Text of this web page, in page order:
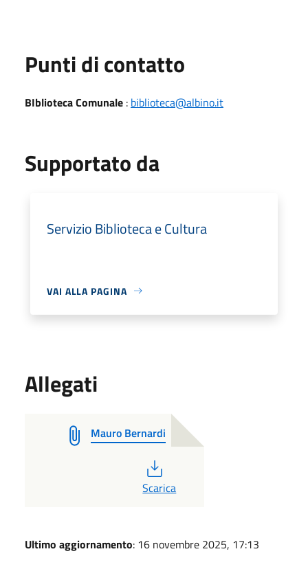
Punti di contatto
BIblioteca Comunale : biblioteca@albino.it
Supportato da
Servizio Biblioteca e Cultura
VAI ALLA PAGINA
Allegati
Mauro Bernardi
PDF
Scarica
Ultimo aggiornamento: 16 novembre 2025, 17:13